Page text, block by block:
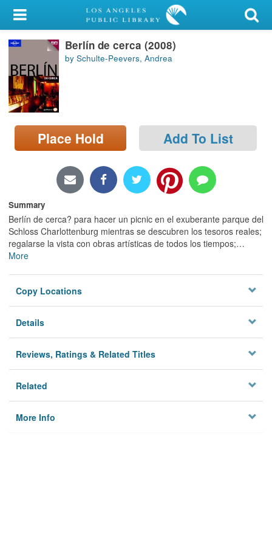
My Account
Library Card
Sign In
Search
Locations/Hours (external
page)
Berlín de cerca (2008)
by Schulte-Peevers, Andrea
Place Hold Add To List
Summary
Berlín de cerca? para hacer un picnic en el exuberante parque del
Schloss Charlottenburg mientras se descubren los tesoros reales;
regalarse la vista con obras artísticas de todos los tiempos;…
More
Copy Locations
Details
Reviews, Ratings & Related Titles
Related
More Info